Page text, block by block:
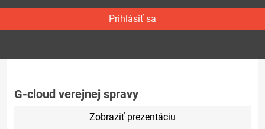
Prihlásiť sa
G-cloud verejnej spravy
Zobraziť prezentáciu